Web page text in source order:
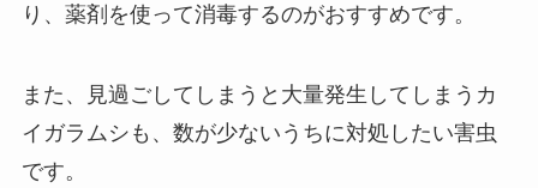
り、薬剤を使って消毒するのがおすすめです。
また、見過ごしてしまうと大量発生してしまうカ
イガラムシも、数が少ないうちに対処したい害虫
です。